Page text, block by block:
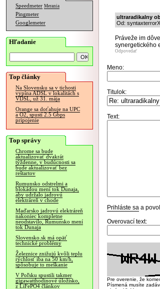
Speedmeter Merania
Pingmeter
Googlemeter
Hľadanie
Top články
Na Slovensku sa v tichosti
vypína ADSL v lokalitách s
VDSL, už 31. mája
Orange sa doťahuje na UPC
a O2, spustí 2.5 Gbps
pripojenie
Top správy
Chrome sa bude
aktualizovať dvakrát
týždenne, v budúcnosti sa
bude aktualizovať bez
reštartov
Rumunsko odstrelmi a
blokádou mení tok Dunaja,
aby udržalo jadrovú
elektráreň v chode
Maďarsko jadrovú elektráreň
nakoniec kompletne
neodstavilo, Rumunsko mení
tok Dunaja
Slovensko.sk má opäť
technické problémy
Železnice znižujú kvôli teplu
rýchlosť iba na 50 km/h,
spôsobuje to meškanie
V Poľsku spustili takmer
gigawatthodinové úložisko,
z LiFePO4 článkov
ultraradikalny
Od:
Práveže im
synergetického
Odpovedať
Meno:
Titulok:
Text:
Prihláste sa a
Overovací text:
Pre overenie, že
Písmená musíte